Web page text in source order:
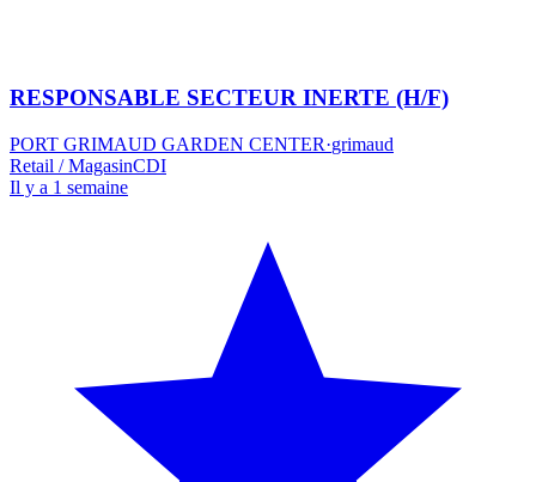
RESPONSABLE SECTEUR INERTE (H/F)
PORT GRIMAUD GARDEN CENTER·grimaud
Retail / MagasinCDI
Il y a 1 semaine